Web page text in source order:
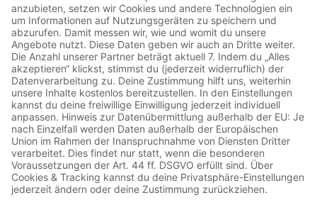
Jetzt in der App abspielen